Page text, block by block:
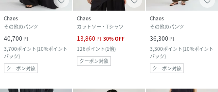
Chaos
その他のパンツ
40,700 円
3,700ポイント(10%ポイント
バック)
クーポン対象
Chaos
カットソー・Tシャツ
13,860 円 30%OFF
126ポイント(1倍)
クーポン対象
Chaos
その他のパンツ
36,300 円
3,300ポイント(10%ポイント
バック)
クーポン対象